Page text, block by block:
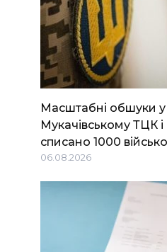
Масштабні обшуки у
Мукачівському ТЦК
списано 1000
06.08.2026